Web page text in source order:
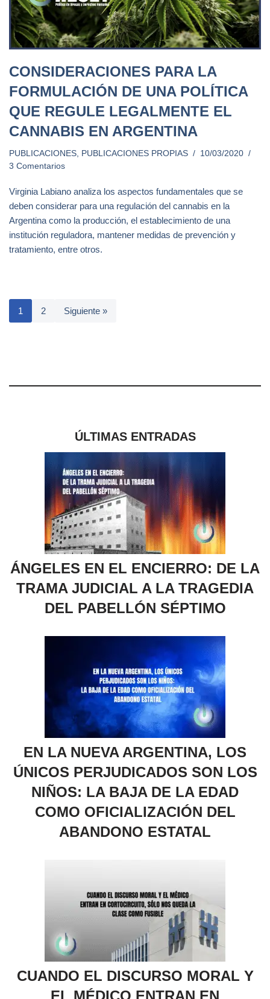
CONSIDERACIONES PARA LA
FORMULACIÓN DE UNA POLÍTICA
QUE REGULE LEGALMENTE EL
CANNABIS EN ARGENTINA
PUBLICACIONES PUBLICACIONES PROPIAS
10/03/2020
3 Comentarios
Virginia Labiano analiza los aspectos fundamentales que se
deben considerar para una regulación del cannabis en la
Argentina como la producción, el establecimiento de una
institución reguladora, mantener medidas de prevención y
tratamiento, entre otros.
1 2 Siguiente »
ÚLTIMAS ENTRADAS
ÁNGELES EN EL ENCIERRO: DE LA
TRAMA JUDICIAL A LA TRAGEDIA
DEL PABELLÓN SÉPTIMO
EN LA NUEVA ARGENTINA, LOS
ÚNICOS PERJUDICADOS SON LOS
NIÑOS: LA BAJA DE LA EDAD
COMO OFICIALIZACIÓN DEL
ABANDONO ESTATAL
CUANDO EL DISCURSO MORAL Y
EL MÉDICO ENTRAN EN